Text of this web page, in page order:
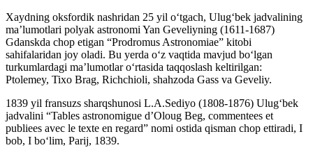
Xaydning oksfordik nashridan 25 yil o‘tgach, Ulug‘bek jadvalining
ma’lumotlari polyak astronomi Yan Geveliyning (1611-1687)
Gdanskda chop etigan “Prodromus Astronomiae” kitobi
sahifalaridan joy oladi. Bu yerda o‘z vaqtida mavjud bo‘lgan
turkumlardagi ma’lumotlar o‘rtasida taqqoslash keltirilgan:
Ptolemey, Tixo Brag, Richchioli, shahzoda Gass va Geveliy.
1839 yil fransuzs sharqshunosi L.A.Sediyo (1808-1876) Ulug‘bek
jadvalini “Tables astronomigue d’Oloug Beg, commentees et
publiees avec le texte en regard” nomi ostida qisman chop ettiradi, I
bob, I bo‘lim, Parij, 1839.